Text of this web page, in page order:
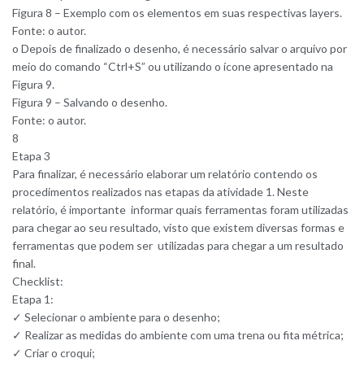
Figura 8 – Exemplo com os elementos em suas respectivas layers.
Fonte: o autor.
o Depois de finalizado o desenho, é necessário salvar o arquivo por
meio do comando “Ctrl+S” ou utilizando o ícone apresentado na
Figura 9.
Figura 9 – Salvando o desenho.
Fonte: o autor.
8
Etapa 3
Para finalizar, é necessário elaborar um relatório contendo os
procedimentos realizados nas etapas da atividade 1. Neste
relatório, é importante informar quais ferramentas foram utilizadas
para chegar ao seu resultado, visto que existem diversas formas e
ferramentas que podem ser utilizadas para chegar a um resultado
final.
Checklist:
Etapa 1:
✓ Selecionar o ambiente para o desenho;
✓ Realizar as medidas do ambiente com uma trena ou fita métrica;
✓ Criar o croqui;